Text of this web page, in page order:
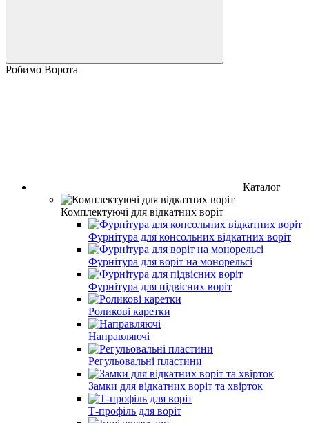
Робимо Ворота
Каталог
Комплектуючі для відкатних воріт
Фурнітура для консольних відкатних воріт
Фурнітура для воріт на монорельсі
Фурнітура для підвісних воріт
Роликові каретки
Направляючі
Регульовальні пластини
Замки для відкатних воріт та хвірток
Т-профіль для воріт